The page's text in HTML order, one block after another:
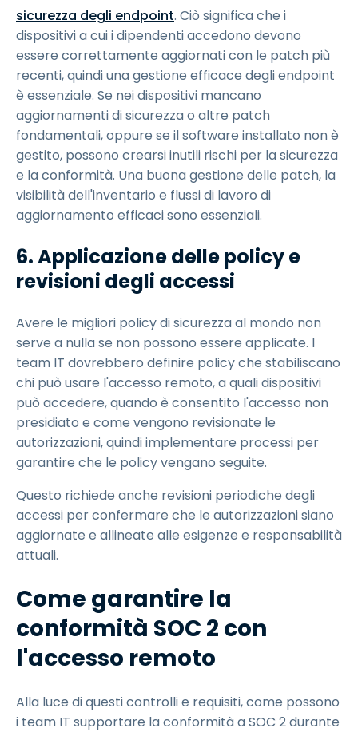
sicurezza degli endpoint. Ciò significa che i
dispositivi a cui i dipendenti accedono devono
essere correttamente aggiornati con le patch più
recenti, quindi una gestione efficace degli endpoint
è essenziale. Se nei dispositivi mancano
aggiornamenti di sicurezza o altre patch
fondamentali, oppure se il software installato non è
gestito, possono crearsi inutili rischi per la sicurezza
e la conformità. Una buona gestione delle patch, la
visibilità dell'inventario e flussi di lavoro di
aggiornamento efficaci sono essenziali.
6. Applicazione delle policy e
revisioni degli accessi
Avere le migliori policy di sicurezza al mondo non
serve a nulla se non possono essere applicate. I
team IT dovrebbero definire policy che stabiliscano
chi può usare l'accesso remoto, a quali dispositivi
può accedere, quando è consentito l'accesso non
presidiato e come vengono revisionate le
autorizzazioni, quindi implementare processi per
garantire che le policy vengano seguite.
Questo richiede anche revisioni periodiche degli
accessi per confermare che le autorizzazioni siano
aggiornate e allineate alle esigenze e responsabilità
attuali.
Come garantire la
conformità SOC 2 con
l'accesso remoto
Alla luce di questi controlli e requisiti, come possono
i team IT supportare la conformità a SOC 2 durante